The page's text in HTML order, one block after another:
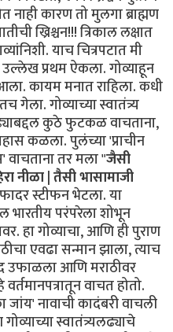
नाही कारण तो मुलगा ब्राह्मण
ख्रिश्चन!!! त्रिकाल लक्षात
याच चित्रपटात मी
प्रथम ऐकला. गोव्याहून
कायम मनात राहिला. कधी
गोव्याच्या स्वातंत्र्य
कुठे फुटकळ वाचताना,
कळला. पुलंच्या 'प्राचीन
वाचताना तर मला "जैसी
नीळा | तैसी भासामाजी
स्टीफन भेटला. या
भारतीय परंपरेला शोभून
हा गोव्याचा, आणि ही पुराण
एवढा सन्मान झाला, त्याच
उफाळला आणि मराठीवर
वाचत होतो.
नावाची कादंबरी वाचली
स्वातंत्र्यलढ्याचे